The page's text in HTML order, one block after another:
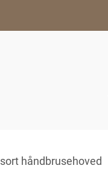
sort håndbrusehoved